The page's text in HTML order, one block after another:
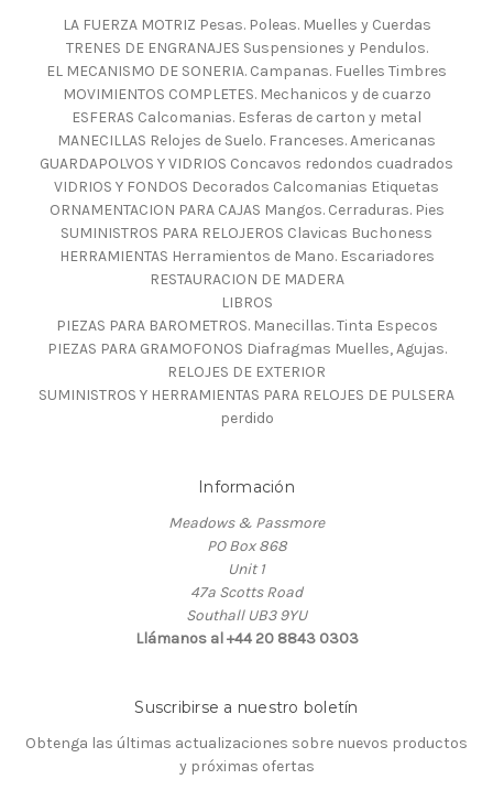
LA FUERZA MOTRIZ Pesas. Poleas. Muelles y Cuerdas
TRENES DE ENGRANAJES Suspensiones y Pendulos.
EL MECANISMO DE SONERIA. Campanas. Fuelles Timbres
MOVIMIENTOS COMPLETES. Mechanicos y de cuarzo
ESFERAS Calcomanias. Esferas de carton y metal
MANECILLAS Relojes de Suelo. Franceses. Americanas
GUARDAPOLVOS Y VIDRIOS Concavos redondos cuadrados
VIDRIOS Y FONDOS Decorados Calcomanias Etiquetas
ORNAMENTACION PARA CAJAS Mangos. Cerraduras. Pies
SUMINISTROS PARA RELOJEROS Clavicas Buchoness
HERRAMIENTAS Herramientos de Mano. Escariadores
RESTAURACION DE MADERA
LIBROS
PIEZAS PARA BAROMETROS. Manecillas. Tinta Especos
PIEZAS PARA GRAMOFONOS Diafragmas Muelles, Agujas.
RELOJES DE EXTERIOR
SUMINISTROS Y HERRAMIENTAS PARA RELOJES DE PULSERA
perdido
Información
Meadows & Passmore
PO Box 868
Unit 1
47a Scotts Road
Southall UB3 9YU
Llámanos al +44 20 8843 0303
Suscribirse a nuestro boletín
Obtenga las últimas actualizaciones sobre nuevos productos
y próximas ofertas